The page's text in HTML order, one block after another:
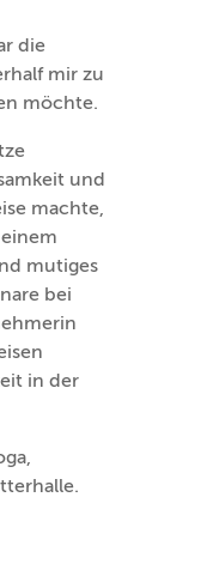
die
mir zu
möchte.
und
machte,
mutiges
bei
in der